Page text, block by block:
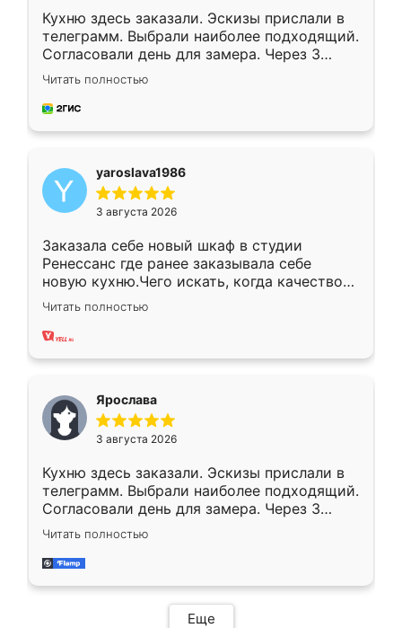
Кухню здесь заказали. Эскизы прислали в
телеграмм. Выбрали наиболее подходящий.
Согласовали день для замера. Через 3
недели кухня была уже готова. Остались
довольны работой. Спасибо Ренессанс
мебель за качественную работу!
Читать полностью
yaroslava1986
3 августа 2026
Заказала себе новый шкаф в студии
Ренессанс где ранее заказывала себе
новую кухню.Чего искать, когда качеством
вполне довольна. Служит кухня уже почти
два года, нареканий нет.
Читать полностью
Ярослава
3 августа 2026
Кухню здесь заказали. Эскизы прислали в
телеграмм. Выбрали наиболее подходящий.
Согласовали день для замера. Через 3
недели кухня была уже готова. Остались
довольны работой. Спасибо Ренессанс
мебель за качественную работу!
Читать полностью
Еще